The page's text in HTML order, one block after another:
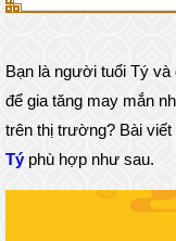
Bạn là người tuổi Tý
để gia tăng may mắn
trên thị trường? Bài
Týphù hợp như sau.